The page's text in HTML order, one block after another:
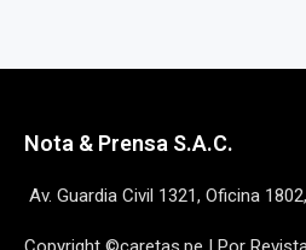
Nota & Prensa S.A.C.
Av. Guardia Civil 1321, Oficina